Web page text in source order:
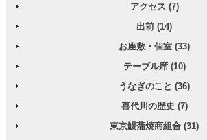
アクセス (7)
出前 (14)
お座敷・個室 (33)
テーブル席 (10)
うなぎのこと (36)
喜代川の歴史 (7)
東京鰻蒲焼商組合 (31)